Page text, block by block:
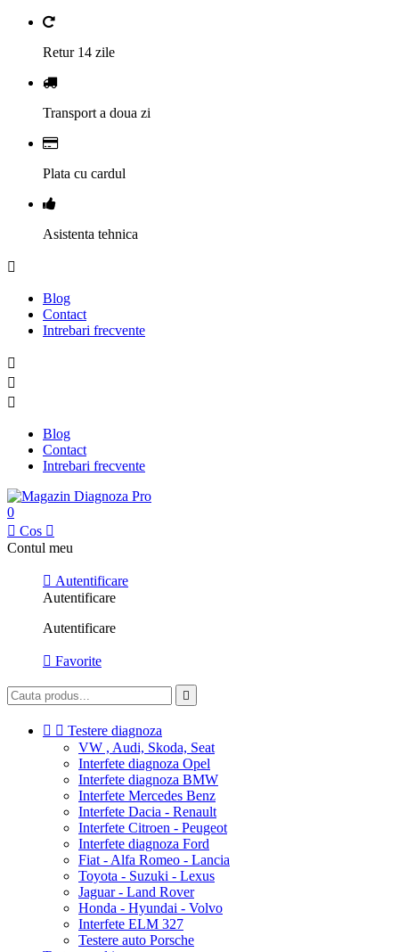
Retur 14 zile
Transport a doua zi
Plata cu cardul
Asistenta tehnica

Blog
Contact
Intrebari frecvente



Blog
Contact
Intrebari frecvente
0
 Cos 
Contul meu
 Autentificare
Autentificare
Autentificare
 Favorite

  Testere diagnoza
VW , Audi, Skoda, Seat
Interfete diagnoza Opel
Interfete diagnoza BMW
Interfete Mercedes Benz
Interfete Dacia - Renault
Interfete Citroen - Peugeot
Interfete diagnoza Ford
Fiat - Alfa Romeo - Lancia
Toyota - Suzuki - Lexus
Jaguar - Land Rover
Honda - Hyundai - Volvo
Interfete ELM 327
Testere auto Porsche